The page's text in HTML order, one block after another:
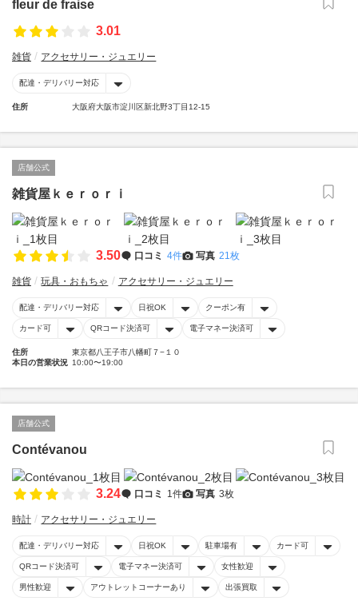
fleur de fraise
3.01
雑貨 アクセサリー・ジュエリー
配達・デリバリー対応
住所 大阪府大阪市淀川区新北野3丁目12-15
店舗公式
雑貨屋ｋｅｒｏｒｉ
3.50 口コミ 4件 写真 21枚
雑貨 玩具・おもちゃ アクセサリー・ジュエリー
配達・デリバリー対応 日祝OK クーポン有
カード可 QRコード決済可 電子マネー決済可
住所
東京都八王子市八幡町７−１０
本日の営業状況 10:00〜19:00
店舗公式
Contévanou
3.24 口コミ 1件 写真 3枚
時計 アクセサリー・ジュエリー
配達・デリバリー対応 日祝OK 駐車場有 カード可
QRコード決済可 電子マネー決済可 女性歓迎
男性歓迎 アウトレットコーナーあり 出張買取